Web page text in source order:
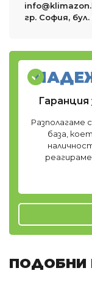
гр. София,
Разполагаме
база,
ПОДОБНИ